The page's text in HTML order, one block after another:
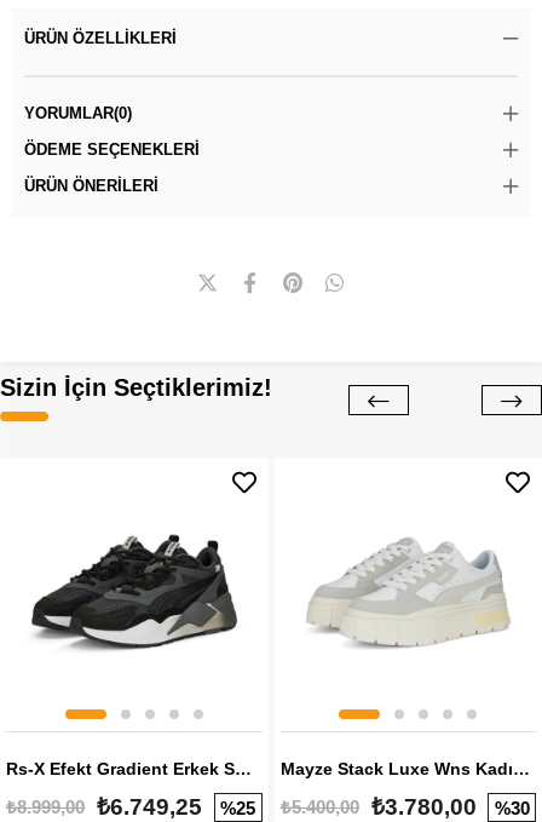
ÜRÜN ÖZELLIKLERI
YORUMLAR(0)
ÖDEME SEÇENEKLERI
ÜRÜN ÖNERILERI
Sizin İçin Seçtiklerimiz!
Rs-X Efekt Gradient Erkek Sneaker
₺8.999,00 ₺6.749,25 %25
Mayze Stack Luxe Wns Kadın Sneaker
₺5.400,00 ₺3.780,00 %30